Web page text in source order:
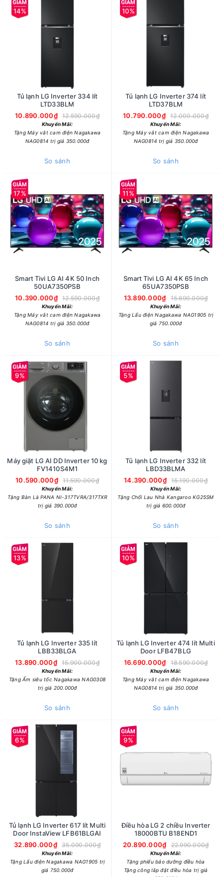
14%
Tủ lạnh LG Inverter 334 lít
LTD33BLM
10.890.000₫
12.590.000₫
Khuyến Mãi:
Tặng Máy vắt cam điện Nagakawa
NAG0814 trị giá 350.000đ
So sánh
10%
Tủ lạnh LG Inverter 374 lít
LTD37BLM
10.790.000₫
12.000.000₫
Khuyến Mãi:
Tặng Máy vắt cam điện Nagakawa
NAG0814 trị giá 350.000đ
So sánh
17%
Smart Tivi LG AI 4K 50 Inch
50UA7350PSB
10.390.000₫
12.590.000₫
Khuyến Mãi:
Tặng Máy vắt cam điện Nagakawa
NAG0814 trị giá 350.000đ
So sánh
11%
Smart Tivi LG AI 4K 65 Inch
65UA7350PSB
13.890.000₫
15.690.000₫
Khuyến Mãi:
Tặng Lẩu điện Nagakawa NAG1905 trị
giá 750.000đ
So sánh
9%
Máy giặt LG AI DD Inverter 10 kg
FV1410S4M1
10.590.000₫
11.590.000₫
Khuyến Mãi:
Tặng Bàn Là PANA NI-317TVRA/317TXR
trị giá 390.000đ
So sánh
5%
Tủ lạnh LG Inverter 332 lít
LBD33BLMA
14.390.000₫
15.190.000₫
Khuyến Mãi:
Tặng Chổi Lau Nhà Kangaroo KG25SM
trị giá 600.000đ
So sánh
13%
Tủ lạnh LG Inverter 335 lít
LBB33BLGA
13.890.000₫
15.900.000₫
Khuyến Mãi:
Tặng Ấm siêu tốc Nagakawa NAG0308
trị giá 200.000đ
So sánh
10%
Tủ lạnh LG Inverter 474 lít Multi
Door LFB47BLG
16.690.000₫
18.590.000₫
Khuyến Mãi:
Tặng Máy vắt cam điện Nagakawa
NAG0814 trị giá 350.000đ
So sánh
6%
Tủ lạnh LG Inverter 617 lít Multi
Door InstaView LFB61BLGAI
32.890.000₫
35.090.000₫
Khuyến Mãi:
Tặng Lẩu điện Nagakawa NAG1905 trị
giá 750.000đ
9%
Điều hòa LG 2 chiều Inverter
18000BTU B18END1
20.890.000₫
22.990.000₫
Khuyến Mãi:
Tặng phiếu bảo dưỡng điều hòa
Tặng công lắp đặt điều hòa trị giá